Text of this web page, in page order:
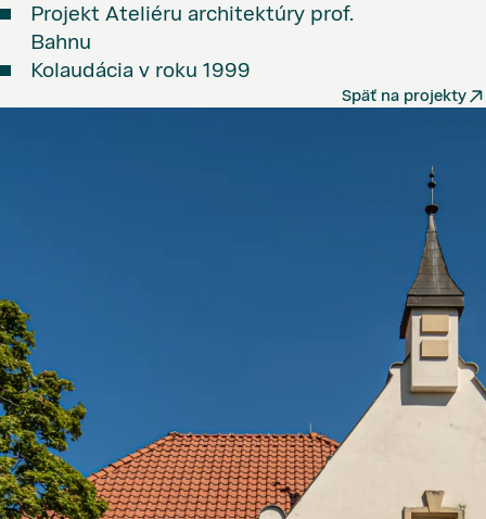
Projekt Ateliéru architektúry prof.
Bahnu
Kolaudácia v roku 1999
Späť na projekty